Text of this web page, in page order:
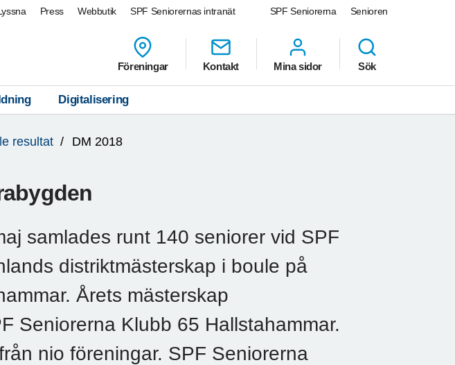
SPF Seniorerna Senioren
Press Webbutik SPF Seniorernas intranät
Föreningar Kontakt Mina sidor Sök
Digitalisering
resultat DM 2018
samlades runt 140 seniorer vid SPF
distriktmästerskap i boule på
Årets mästerskap
Seniorerna Klubb 65 Hallstahammar.
nio föreningar. SPF Seniorerna